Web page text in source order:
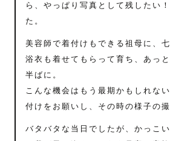
ら、やっぱり写真として残したい
た。
美容師で着付けもできる祖母に、
浴衣も着せてもらって育ち、あっ
半ばに。
こんな機会はもう最期かもしれな
付けをお願いし、その時の様子の
バタバタな当日でしたが、かっこ